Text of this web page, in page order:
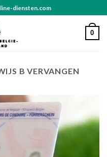
diensten.com
0
B VERVANGEN